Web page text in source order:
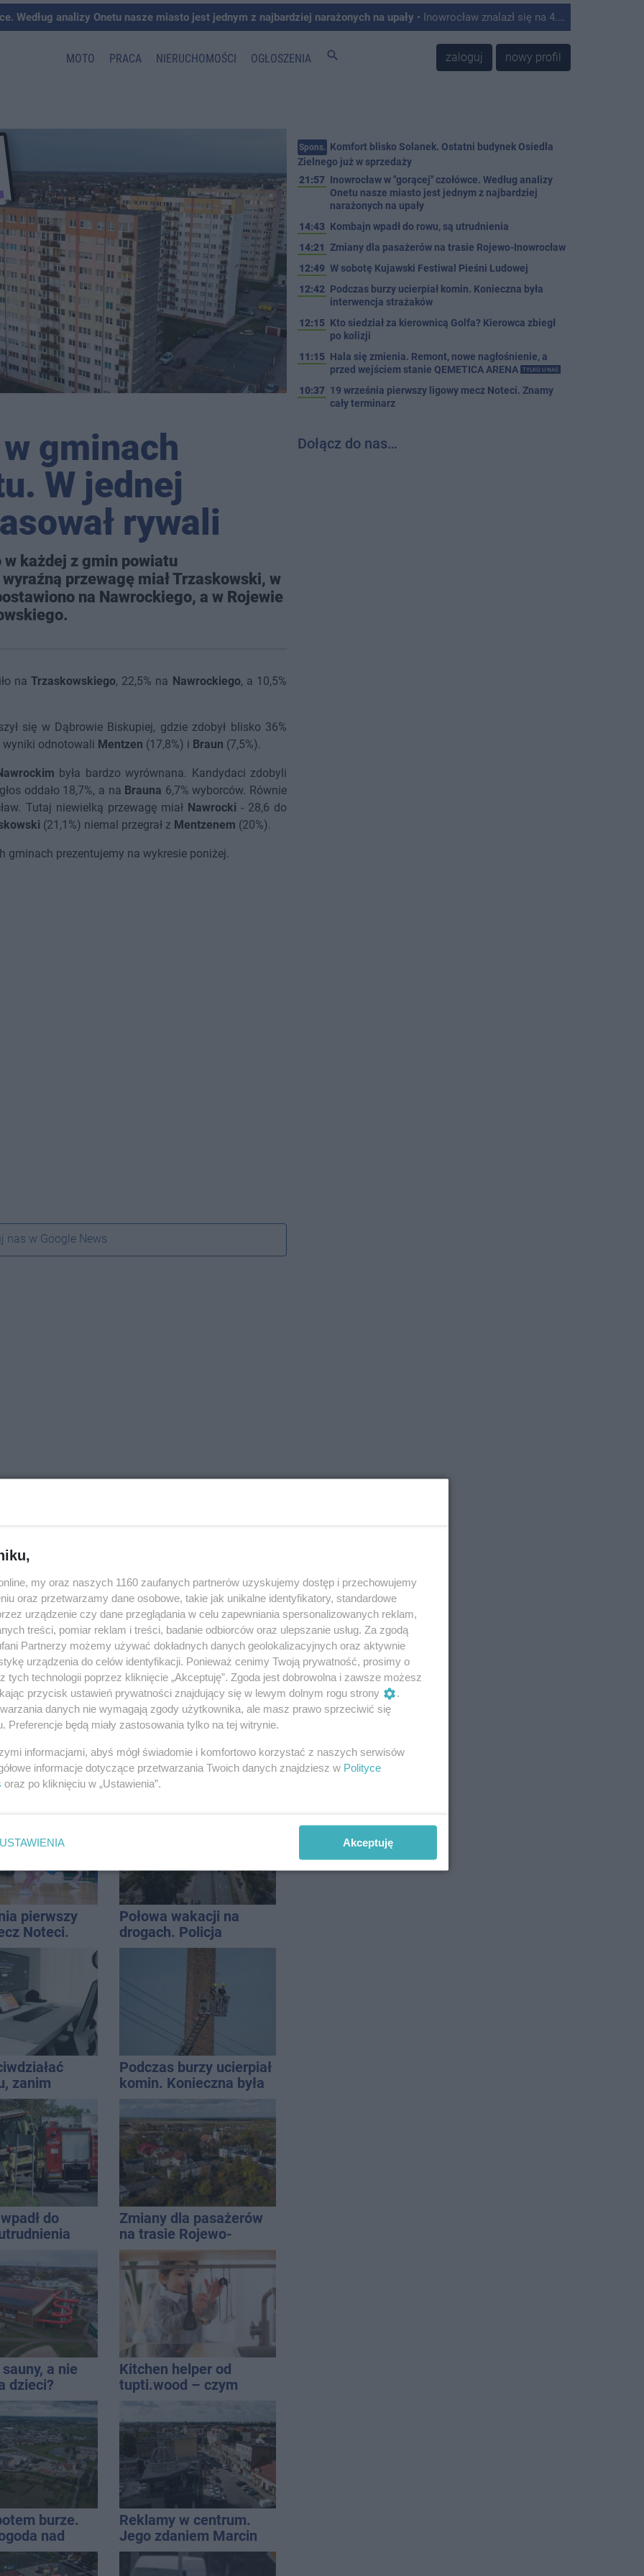
Według analizy Onetu nasze miasto jest jednym z najbardziej narażonych na upały • Inowrocław znalazł się na 4. miejscu w Polsce w rankingu miast najbardziej podatnych na skutki upałów. Tak wynika z analizy przygotowanej przez Onet, który opracował autorski Indeks Podatności na Upały na podstawie danych satelitarnych, informacji o zabudowie, ilości zieleni oraz struktury mieszkańców.
MOTO PRACA NIERUCHOMOŚCI OGŁOSZENIA search zaloguj nowy profil
gminach
W jednej
rywali
w każdej z gmin powiatu
przewagę miał Trzaskowski, w
na Nawrockiego, a w Rojewie
naTrzaskowskiego, 22,5% na Nawrockiego, a 10,5%
się w Dąbrowie Biskupiej, gdzie zdobył blisko 36%
wyniki odnotowali Mentzen (17,8%) i Braun (7,5%).
była bardzo wyrównana. Kandydaci zdobyli
głos oddało 18,7%, a na Brauna 6,7% wyborców. Równie
Tutaj niewielką przewagę miał Nawrocki - 28,6 do
(21,1%) niemal przegrał z Mentzenem (20%).
prezentujemy na wykresie poniżej.
nas w Google News
Jak
z
być na
nie żyć w
chaosie?
Duże utrudnienia na
Dworcowej. Dwa pasy
blokowała przyczepa od
ciągnika
ARENA
Inowrocław w "gorącej"
czołówce. Według
pierwszy
Noteci.
terminarz
Połowa wakacji na
drogach. Policja
podsumowała lipiec
zanim
Podczas burzy ucierpiał
komin. Konieczna była
interwencja strażaków
do
Zmiany dla pasażerów
na trasie Rojewo-
Inowrocław
a nie
dzieci?
Kitchen helper od
tupti.wood – czym
wyróżnia się na tle
innych modeli?
burze.
nad
Reklamy w centrum.
Jego zdaniem Marcin
Wroński jest w błędzie
[akt.]
Spons. Komfort blisko Solanek. Ostatni budynek Osiedla
Zielnego już w sprzedaży
21:57 Inowrocław w "gorącej" czołówce. Według analizy
Onetu nasze miasto jest jednym z najbardziej
narażonych na upały
14:43 Kombajn wpadł do rowu, są utrudnienia
14:21 Zmiany dla pasażerów na trasie Rojewo-Inowrocław
12:49 W sobotę Kujawski Festiwal Pieśni Ludowej
12:42 Podczas burzy ucierpiał komin. Konieczna była
interwencja strażaków
12:15 Kto siedział za kierownicą Golfa? Kierowca zbiegł
po kolizji
11:15 Hala się zmienia. Remont, nowe nagłośnienie, a
przed wejściem stanie QEMETICA ARENA
TYLKO U NAS
10:37 19 września pierwszy ligowy mecz Noteci. Znamy
cały terminarz
Dołącz do nas…
my oraz naszych 1160 zaufanych partnerów uzyskujemy dostęp i przechowujemy
oraz przetwarzamy dane osobowe, takie jak unikalne identyfikatory, standardowe
urządzenie czy dane przeglądania w celu zapewniania spersonalizowanych reklam,
treści, pomiar reklam i treści, badanie odbiorców oraz ulepszanie usług. Za zgodą
Partnerzy możemy używać dokładnych danych geolokalizacyjnych oraz aktywnie
urządzenia do celów identyfikacji. Ponieważ cenimy Twoją prywatność, prosimy o
tych technologii poprzez kliknięcie „Akceptuję”. Zgoda jest dobrowolna i zawsze możesz
przycisk ustawień prywatności znajdujący się w lewym dolnym rogu strony
.
danych nie wymagają zgody użytkownika, ale masz prawo sprzeciwić się
Preferencje będą miały zastosowania tylko na tej witrynie.
informacjami, abyś mógł świadomie i komfortowo korzystać z naszych serwisów
informacje dotyczące przetwarzania Twoich danych znajdziesz w Polityce
oraz po kliknięciu w „Ustawienia”.
USTAWIENIA Akceptuję